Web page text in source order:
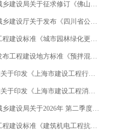
佛山市住房和城乡建设局关于征求修订《佛山市 政府投资房屋市政工程项目标后履约评价 管理办法（试行）》意见的函
四川省住房和城乡建设厅关于发布《四川省公园城市建设评价标准》等 10项四川省工程建设地方标准的通知
关于对山东省工程建设标准《城市园林绿化更新技术标准》征求意见的函
关于对拟批准发布工程建设地方标准《预拌混凝土试验与应用技术标准》进行公示的通知
[上海市住建委]关于印发《上海市建设工程行政处罚裁量基准（2026年版）》的通知 沪建规范〔2026〕6号
[上海市住建委]关于印发《上海市建设工程消防设计审查验收技术服务管理办法》的通知 沪建规范〔2026〕5号
佛山市住房和城乡建设局关于2026年 第二季度房屋建筑工程施工安全 检查情况的通报
关于对山东省工程建设标准《建筑机电工程抗震技术规程》征求意见的函